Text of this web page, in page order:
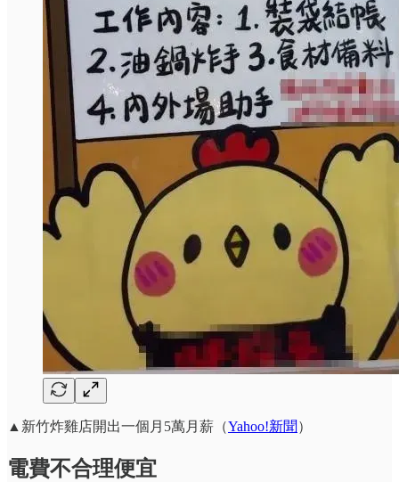
▲新竹炸雞店開出一個月5萬月薪（Yahoo!新聞 ）
電費不合理便宜